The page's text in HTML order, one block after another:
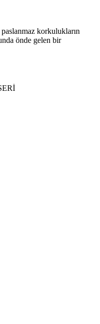
korkulukların
önde gelen bir